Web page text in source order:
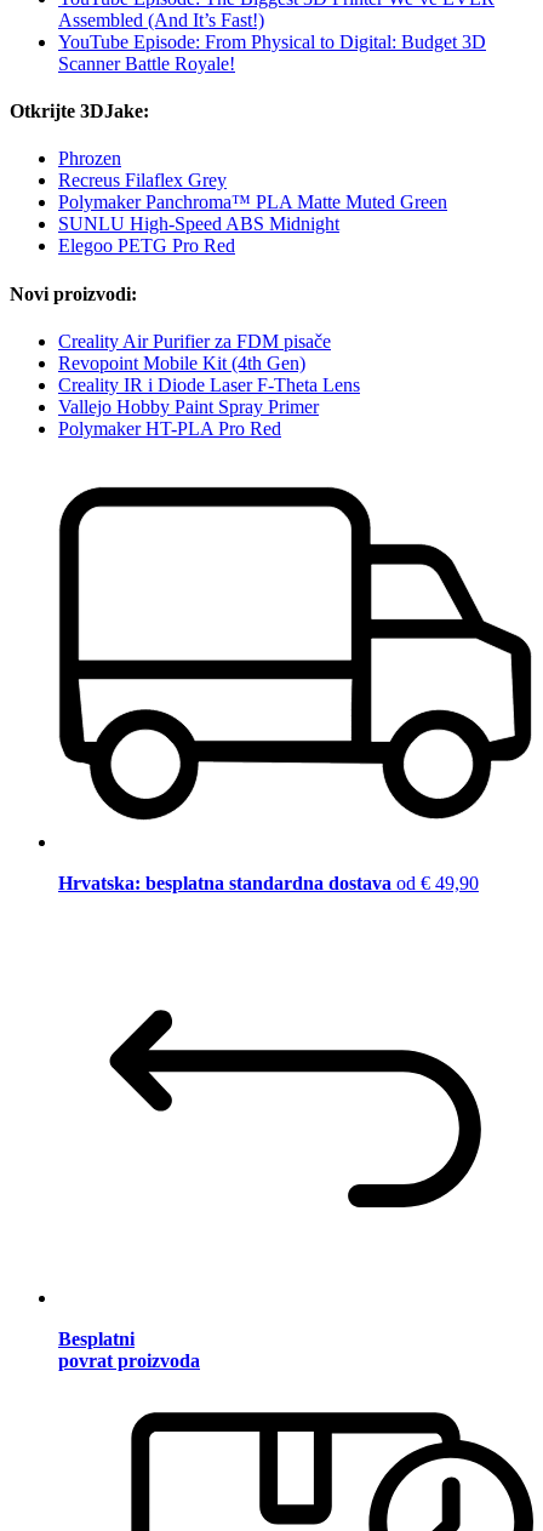
Assembled (And It’s Fast!)
YouTube Episode: From Physical to Digital: Budget 3D
Scanner Battle Royale!
Otkrijte 3DJake:
Phrozen
Recreus Filaflex Grey
Polymaker Panchroma™ PLA Matte Muted Green
SUNLU High-Speed ABS Midnight
Elegoo PETG Pro Red
Novi proizvodi:
Creality Air Purifier za FDM pisače
Revopoint Mobile Kit (4th Gen)
Creality IR i Diode Laser F-Theta Lens
Vallejo Hobby Paint Spray Primer
Polymaker HT-PLA Pro Red
Hrvatska: besplatna standardna dostava od € 49,90
Besplatni
povrat proizvoda